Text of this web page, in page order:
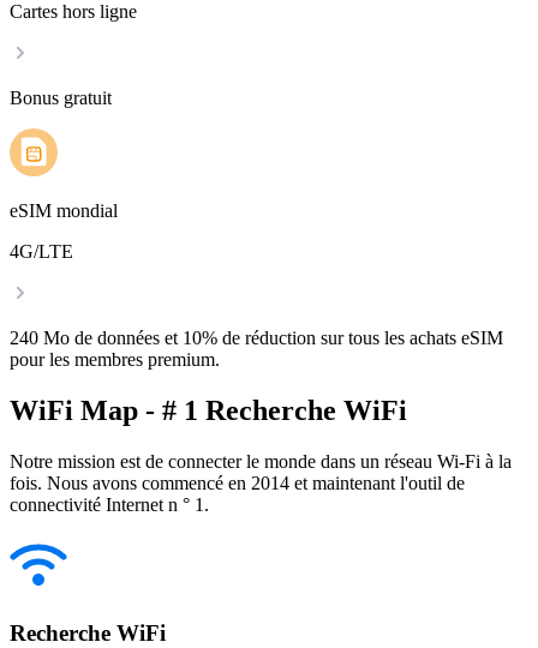
Cartes hors ligne
Bonus gratuit
eSIM mondial
4G/LTE
240 Mo de données et 10% de réduction sur tous les achats eSIM
pour les membres premium.
WiFi Map - # 1 Recherche WiFi
Notre mission est de connecter le monde dans un réseau Wi-Fi à la
fois. Nous avons commencé en 2014 et maintenant l'outil de
connectivité Internet n ° 1.
Recherche WiFi